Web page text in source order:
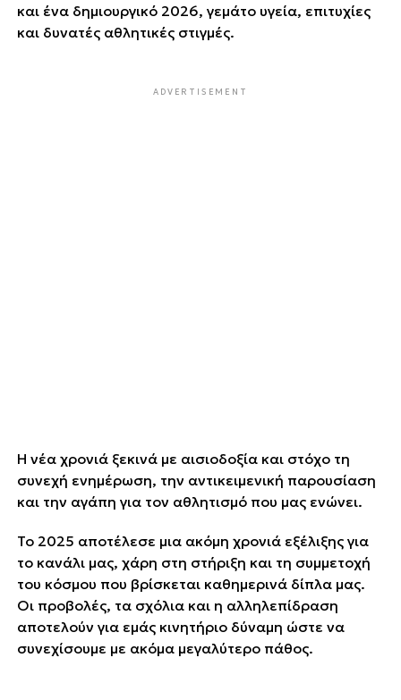
και ένα δημιουργικό 2026, γεμάτο υγεία, επιτυχίες
και δυνατές αθλητικές στιγμές.
ADVERTISEMENT
Η νέα χρονιά ξεκινά με αισιοδοξία και στόχο τη
συνεχή ενημέρωση, την αντικειμενική παρουσίαση
και την αγάπη για τον αθλητισμό που μας ενώνει.
Το 2025 αποτέλεσε μια ακόμη χρονιά εξέλιξης για
το κανάλι μας, χάρη στη στήριξη και τη συμμετοχή
του κόσμου που βρίσκεται καθημερινά δίπλα μας.
Οι προβολές, τα σχόλια και η αλληλεπίδραση
αποτελούν για εμάς κινητήριο δύναμη ώστε να
συνεχίσουμε με ακόμα μεγαλύτερο πάθος.